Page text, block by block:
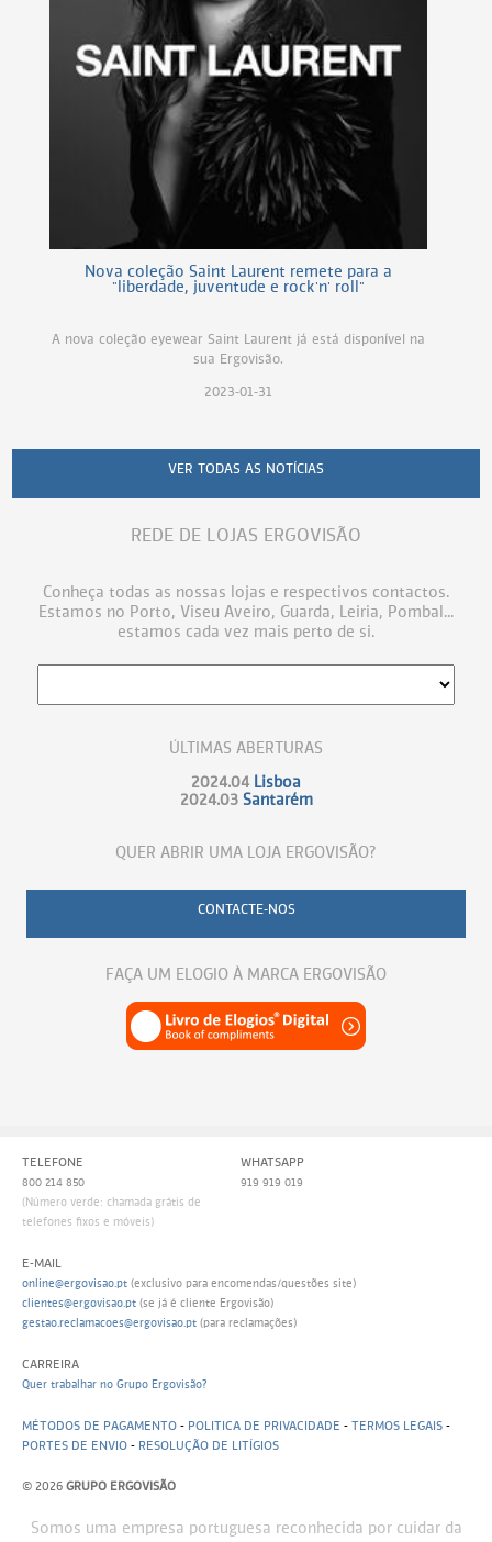
Nova coleção Saint Laurent remete para a
"liberdade, juventude e rock'n' roll"
A nova coleção eyewear Saint Laurent já está disponível na
sua Ergovisão.
2023-01-31
VER TODAS AS NOTÍCIAS
REDE DE LOJAS ERGOVISÃO
Conheça todas as nossas lojas e respectivos contactos.
Estamos no Porto, Viseu Aveiro, Guarda, Leiria, Pombal...
estamos cada vez mais perto de si.
ÚLTIMAS ABERTURAS
2024.04 Lisboa
2024.03 Santarém
QUER ABRIR UMA LOJA ERGOVISÃO?
CONTACTE-NOS
FAÇA UM ELOGIO À MARCA ERGOVISÃO
TELEFONE
800 214 850
(Número verde: chamada grátis de
telefones fixos e móveis)
WHATSAPP
919 919 019
E-MAIL
online@ergovisao.pt (exclusivo para encomendas/questões site)
clientes@ergovisao.pt (se já é cliente Ergovisão)
gestao.reclamacoes@ergovisao.pt (para reclamações)
CARREIRA
Quer trabalhar no Grupo Ergovisão?
MÉTODOS DE PAGAMENTO - POLITICA DE PRIVACIDADE - TERMOS LEGAIS -
PORTES DE ENVIO - RESOLUÇÃO DE LITÍGIOS
© 2026 GRUPO ERGOVISÃO
Somos uma empresa portuguesa reconhecida por cuidar da